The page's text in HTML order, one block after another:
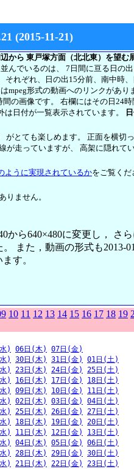
(2015-11-21)
から 東戸塚方面（北北東）を望む
んでいるのは、 7日間に亘る日の
それぞれ、日の出15分前、南中時
mpeg形式の動画へのリンクがあり
の画像です。 右欄にはその日24
は日付が一覧表示されています。
がとても楽しめます。 正面を横切
が走っていますが、 高架に隠れて
ように実現されているかをご覧くだ
りません。
から640×480に変更し， さ
また，動画の形式も2013-
す。
10 11 12 13 14 15 16 17 18 19
) 06日(木)
07日(金)
) 30日(木) 31日(金)
01日(土)
) 23日(木) 24日(金)
25日(土)
) 16日(木) 17日(金)
18日(土)
) 09日(木) 10日(金)
11日(土)
) 02日(木) 03日(金)
04日(土)
) 25日(木) 26日(金)
27日(土)
) 18日(木) 19日(金)
20日(土)
) 11日(木) 12日(金)
13日(土)
) 04日(木) 05日(金)
06日(土)
) 28日(木) 29日(金)
30日(土)
) 21日(木) 22日(金)
23日(土)